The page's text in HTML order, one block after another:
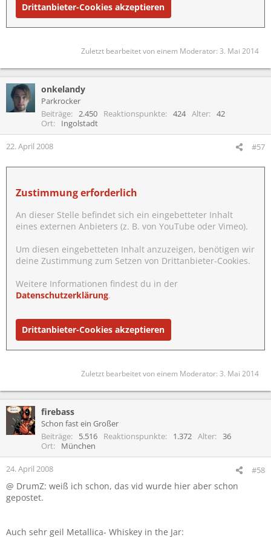
Drittanbieter-Cookies akzeptieren
Zuletzt bearbeitet von einem Moderator: 3. Mai 2014
onkelandy
Parkrocker
Beiträge
2.450 Reaktionspunkte 424 Alter
42
Ort
Ingolstadt
22. April 2008 #57
Zustimmung erforderlich
An dieser Stelle befindet sich ein eingebetteter Inhalt
eines externen Anbieters (z. B. von YouTube oder Vimeo).
Um diesen eingebetteten Inhalt anzuzeigen, benötigen wir
deine Zustimmung zum Setzen von Drittanbieter-Cookies.
Weitere Informationen findest du in der
Datenschutzerklärung.
Drittanbieter-Cookies akzeptieren
Zuletzt bearbeitet von einem Moderator: 3. Mai 2014
firebass
Schon fast ein Großer
Beiträge
5.516 Reaktionspunkte 1.372 Alter
36
Ort
München
24. April 2008 #58
@ DrumZ: weiß ich schon, das vid wurde hier aber schon
gepostet.
Auch sehr geil Metallica- Whiskey in the Jar: